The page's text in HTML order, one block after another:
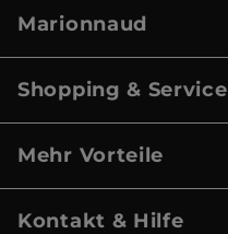
Marionnaud
Shopping & Service
Mehr Vorteile
Kontakt & Hilfe